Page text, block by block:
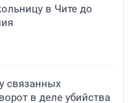
в Чите до
связанных
в деле убийства